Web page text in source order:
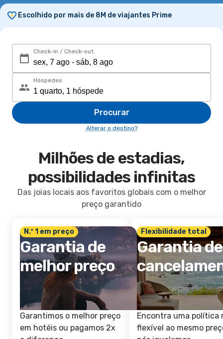
Escolhido por mais de 8M de viajantes Prime
Check-in / Check-out
Hóspedes
Procurar
Alterar o destino?
Milhões de estadias,
possibilidades infinitas
Das joias locais aos favoritos globais com o melhor
preço garantido
N.º 1 em preço
Garantia de
melhor preço
Garantimos o melhor preço
em hotéis ou pagamos 2x
Flexibilidade total
Garantia de
Encontra uma política
flexível ao mesmo